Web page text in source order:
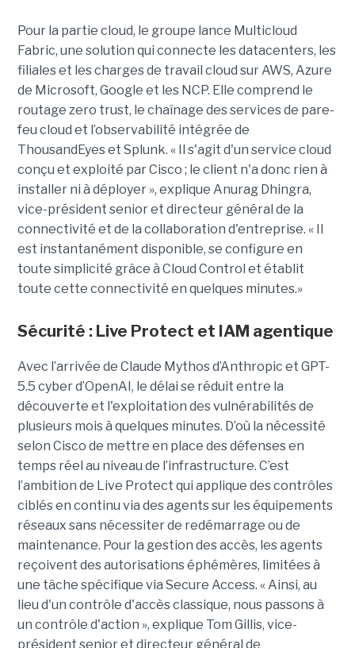
Pour la partie cloud, le groupe lance Multicloud
Fabric, une solution qui connecte les datacenters, les
filiales et les charges de travail cloud sur AWS, Azure
de Microsoft, Google et les NCP. Elle comprend le
routage zero trust, le chaînage des services de pare-
feu cloud et l’observabilité intégrée de
ThousandEyes et Splunk. « Il s'agit d'un service cloud
conçu et exploité par Cisco ; le client n'a donc rien à
installer ni à déployer », explique Anurag Dhingra,
vice-président senior et directeur général de la
connectivité et de la collaboration d'entreprise. « Il
est instantanément disponible, se configure en
toute simplicité grâce à Cloud Control et établit
toute cette connectivité en quelques minutes.»
Sécurité : Live Protect et IAM agentique
Avec l’arrivée de Claude Mythos d’Anthropic et GPT-
5.5 cyber d’OpenAI, le délai se réduit entre la
découverte et l'exploitation des vulnérabilités de
plusieurs mois à quelques minutes. D’où la nécessité
selon Cisco de mettre en place des défenses en
temps réel au niveau de l’infrastructure. C’est
l’ambition de Live Protect qui applique des contrôles
ciblés en continu via des agents sur les équipements
réseaux sans nécessiter de redémarrage ou de
maintenance. Pour la gestion des accès, les agents
reçoivent des autorisations éphémères, limitées à
une tâche spécifique via Secure Access. « Ainsi, au
lieu d'un contrôle d'accès classique, nous passons à
un contrôle d'action », explique Tom Gillis, vice-
président senior et directeur général de